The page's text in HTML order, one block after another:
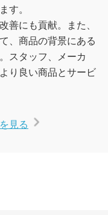
す。
善にも貢献。また、
、商品の背景にある
スタッフ、メーカ
り良い商品とサービ
見る